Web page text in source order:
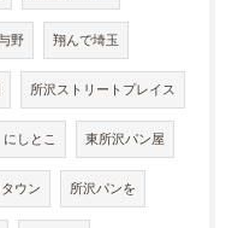
野 翔んで埼玉
所沢ストリートプレイス
にしとこ 東所沢パン屋
ウン 所沢パンを